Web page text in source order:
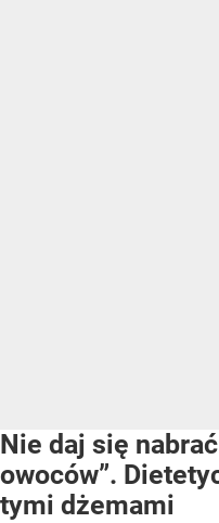
Nie daj się
owoców”.
tymi dżemami